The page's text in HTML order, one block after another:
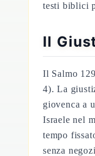
testi biblici
Il
Il Salmo
4). La
giovenca a
Israele nel
tempo
senza